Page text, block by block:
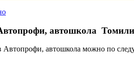
автошкола
Автопрофи, автошкола можно по